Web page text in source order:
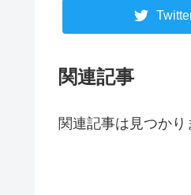
関連記事
関連記事は見つかり